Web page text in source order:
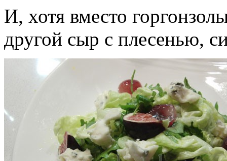
И, хотя вместо
другой сыр с плесенью,